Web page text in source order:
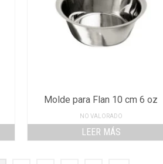
Molde para Flan 10 cm 6 oz
NO VALORADO
LEER MÁS